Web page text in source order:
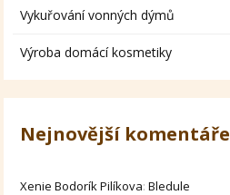
Vykuřování vonných dýmů
Výroba domácí kosmetiky
Nejnovější komentáře
Xenie Bodorík Pilíkova:Bledule